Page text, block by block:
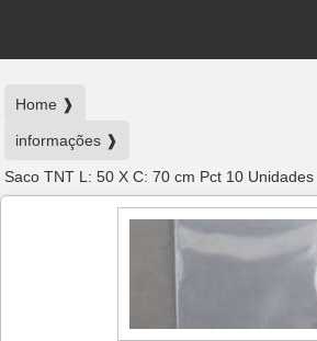
Home ❱
informações ❱
Saco TNT L: 50 X C: 70 cm Pct 10 Unidades